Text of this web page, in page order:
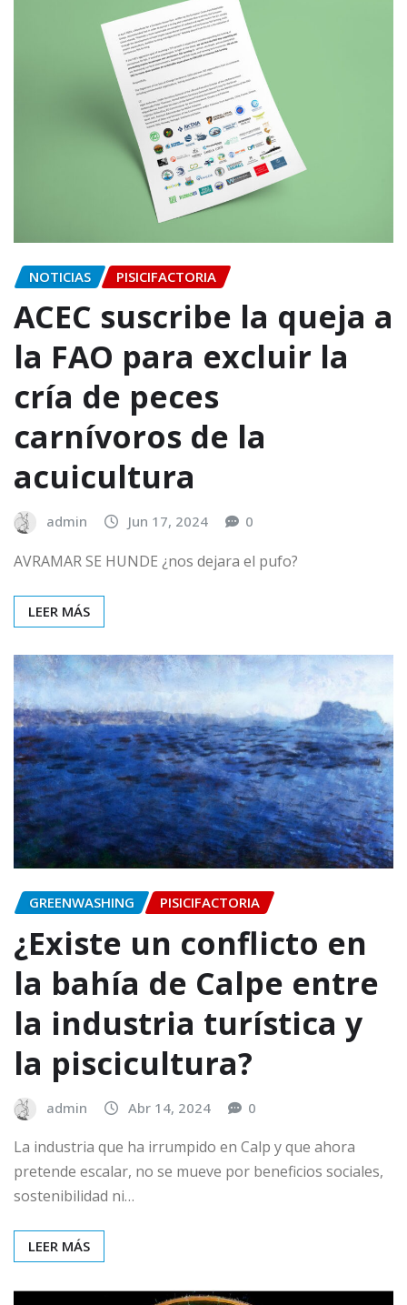
NOTICIAS PISICIFACTORIA
ACEC suscribe la queja a
la FAO para excluir la
cría de peces
carnívoros de la
acuicultura
admin Jun 17, 2024 0
AVRAMAR SE HUNDE ¿nos dejara el pufo?
LEER MÁS
GREENWASHING PISICIFACTORIA
¿Existe un conflicto en
la bahía de Calpe entre
la industria turística y
la piscicultura?
admin Abr 14, 2024 0
La industria que ha irrumpido en Calp y que ahora
pretende escalar, no se mueve por beneficios sociales,
sostenibilidad ni…
LEER MÁS